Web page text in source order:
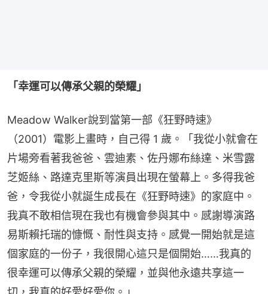
「幸運可以傳承父親的榮耀」
Meadow Walker說到當第一部《狂野時速》
（2001）電影上畫時，自己得 1 歲。「我從小就會在
片場旁看著我爸爸、雲迪素、佐丹娜布絲達、米雪露
芝姬絲、路達克里斯等演員出現在螢幕上。多得我爸
爸，令我從小就誕生成長在《狂野時速》的家庭中。
我真不敢相信現在我也有機會參與其中。感謝導演路
易斯賴托瑞的慷慨、耐性與支持。感覺一開始就是這
個家庭的一份子，我很開心這只是個開始……我真的
很幸運可以傳承父親的榮耀，並與他永遠共享這一